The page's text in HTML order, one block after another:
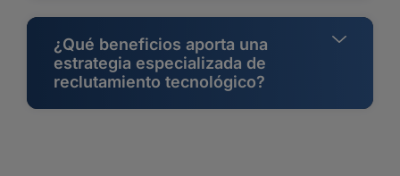
¿Qué beneficios aporta una
estrategia especializada de
reclutamiento tecnológico?